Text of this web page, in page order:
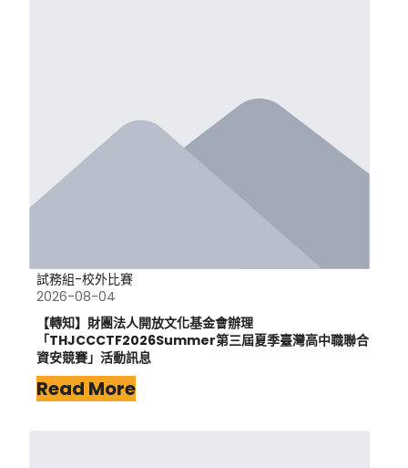
試務組-校外比賽
2026-08-04
【轉知】財團法人開放文化基金會辦理
「THJCCCTF2026Summer第三屆夏季臺灣高中職聯合
資安競賽」活動訊息
Read More